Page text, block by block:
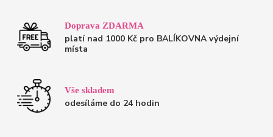
Doprava ZDARMA
platí nad 1000 Kč pro BALÍKOVNA výdejní
místa
Vše skladem
odesíláme do 24 hodin